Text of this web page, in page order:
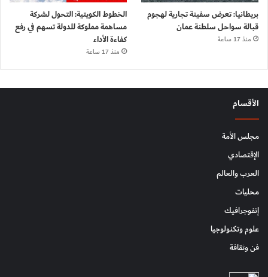
بريطانيا: تعرض سفينة تجارية لهجوم
قبالة سواحل سلطنة عمان
منذ 17 ساعة
الخطوط الكويتية: التحول لشركة
مساهمة مملوكة للدولة تسهم في رفع
كفاءة الأداء
منذ 17 ساعة
الأقسام
مجلس الأمة
الإقتصادي
العرب والعالم
محليات
إنفوجرافيك
علوم وتكنولوجيا
فن وثقافة